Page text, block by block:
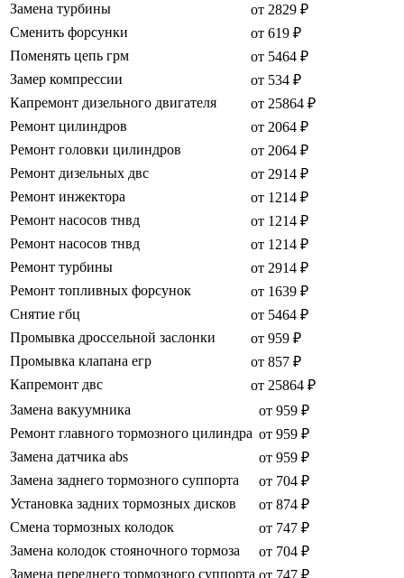
Замена турбины
от 2829 ₽
Сменить форсунки
от 619 ₽
Поменять цепь грм
от 5464 ₽
Замер компрессии
от 534 ₽
Капремонт дизельного двигателя
от 25864 ₽
Ремонт цилиндров
от 2064 ₽
Ремонт головки цилиндров
от 2064 ₽
Ремонт дизельных двс
от 2914 ₽
Ремонт инжектора
от 1214 ₽
Ремонт насосов тнвд
от 1214 ₽
Ремонт насосов тнвд
от 1214 ₽
Ремонт турбины
от 2914 ₽
Ремонт топливных форсунок
от 1639 ₽
Снятие гбц
от 5464 ₽
Промывка дроссельной заслонки
от 959 ₽
Промывка клапана егр
от 857 ₽
Капремонт двс
от 25864 ₽
Замена вакуумника
от 959 ₽
Ремонт главного тормозного цилиндра от 959 ₽
Замена датчика abs
от 959 ₽
Замена заднего тормозного суппорта
от 704 ₽
Установка задних тормозных дисков
от 874 ₽
Смена тормозных колодок
от 747 ₽
Замена колодок стояночного тормоза
от 704 ₽
Замена переднего тормозного суппорта